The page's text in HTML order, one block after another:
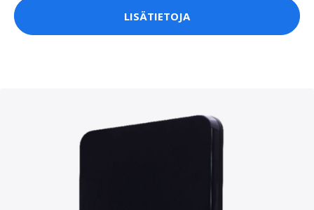
LISÄTIETOJA